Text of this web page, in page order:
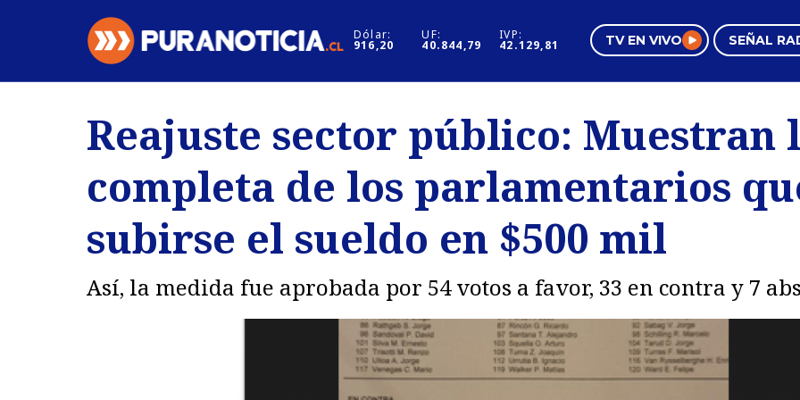
Dólar:
916,20
UF:
40.844,79
IVP:
42.129,81 TV EN VIVO SEÑAL
Regiones
Deportes
Internacional
Motores
Negocios
Pura Mujer
Reajuste sector público: Muestran
completa de los parlamentarios
subirse el sueldo en $500 mil
Así, la medida fue aprobada por 54 votos a favor, 33 en contra y 7